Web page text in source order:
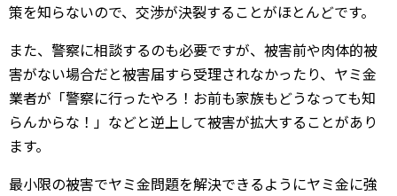
策を知らないので、交渉が決裂することがほとんどです。
また、警察に相談するのも必要ですが、被害前や肉体的被
害がない場合だと被害届すら受理されなかったり、ヤミ金
業者が「警察に行ったやろ！お前も家族もどうなっても知
らんからな！」などと逆上して被害が拡大することがあり
ます。
最小限の被害でヤミ金問題を解決できるようにヤミ金に強